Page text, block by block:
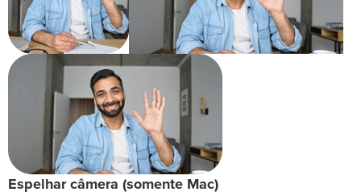
Espelhar câmera (somente Mac)